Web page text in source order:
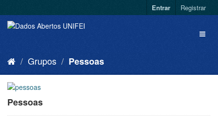
Entrar Registrar
Grupos Pessoas
Pessoas